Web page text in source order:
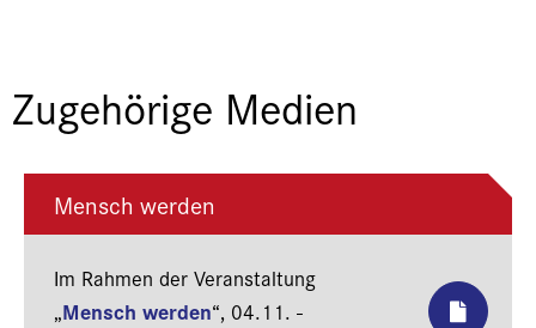
Zugehörige Medien
Mensch werden
Im Rahmen der Veranstaltung
„Mensch werden“, 04.11. -